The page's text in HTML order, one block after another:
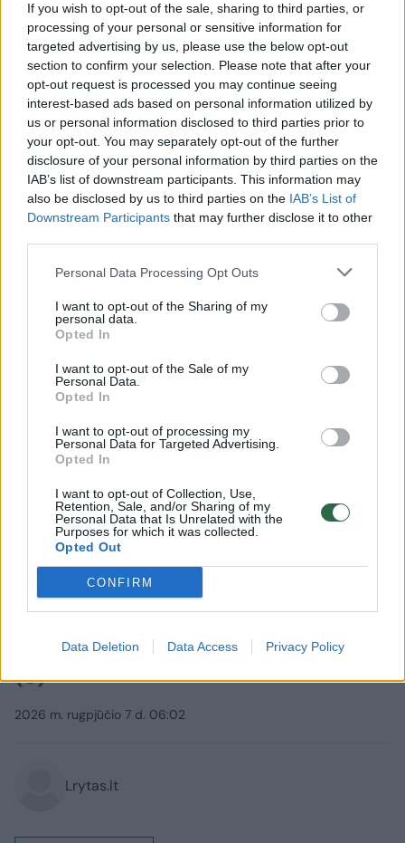
If you wish to opt-out of the sale, sharing to third parties, or
processing of your personal or sensitive information for
targeted advertising by us, please use the below opt-out
section to confirm your selection. Please note that after your
opt-out request is processed you may continue seeing
interest-based ads based on personal information utilized by
us or personal information disclosed to third parties prior to
your opt-out. You may separately opt-out of the further
disclosure of your personal information by third parties on the
IAB’s list of downstream participants. This information may
also be disclosed by us to third parties on the IAB’s List of
Downstream Participants that may further disclose it to other
Personal Data Processing Opt Outs
I want to opt-out of the Sharing of my
personal data.
Opted In
I want to opt-out of the Sale of my
Personal Data.
Opted In
I want to opt-out of processing my
Personal Data for Targeted Advertising.
Opted In
I want to opt-out of Collection, Use,
Retention, Sale, and/or Sharing of my
Personal Data that Is Unrelated with the
Purposes for which it was collected.
Opted Out
CONFIRM
Data Deletion Data Access Privacy Policy
Komentuoti po šiuo straipsniu
Komentuoti gali tik Lrytas registruoti vartotojai.
Prisijunkite prie registruotų vartotojų
bendruomenės ir bendraukite komentaruose!
Rodyti komentarus
Verslas Mano pinigai
Gyventojai netrukus gali susidurti
su netikėta problema: šio įprasto
pirkinio taip lengvai nebeįsigysite
(5)
2026 m. rugpjūčio 7 d. 06:02
Lrytas.lt